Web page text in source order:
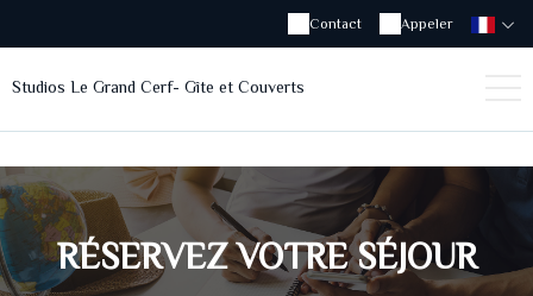
Appeler
Contact
Studios Le Grand Cerf- Gîte et Couverts
RÉSERVEZ VOTRE SÉJOUR